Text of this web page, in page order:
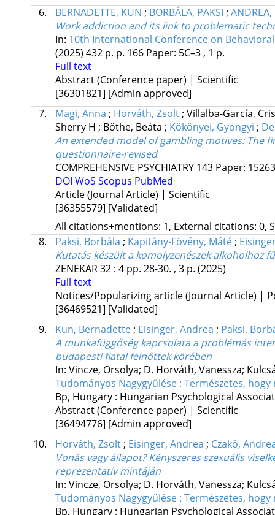
6.
BERNADETTE, KUN ; BORBÁLA, PAKSI ; ANDREA,
Work addiction and its link to problematic
In: 10th International Conference on
(2025) 432 p. p. 166 Paper: 5C–3 , 1 p.
Full text
Abstract (Conference paper) | Scientific
[36301821] [Admin approved]
7.
Magi, Anna ; Horváth, Zsolt; Villalba-García,
Sherry H ; Bőthe, Beáta ; Kökönyei, Gyöngyi ;
An extended model of gambling motives: The
questionnaire-revised
COMPREHENSIVE PSYCHIATRY 143 Paper:
DOI WoS Scopus PubMed
Article (Journal Article) | Scientific
[36355579] [Validated]
All citations+mentions: 1, External citations: 0,
8.
Paksi, Borbála ; Kapitány-Fövény, Máté;
Kutatás készült a komolyzenészek alkoholhoz
ZENEKAR32: 4 pp. 28-30. , 3 p. (2025)
Full text
Notices/Popularizing article (Journal Article) |
[36469521] [Validated]
9.
Kun, Bernadette; Eisinger, Andrea ; Paksi,
A munkafüggőség kapcsolata a problémás
budapesti fiatal felnőttek körében
In: Vincze, Orsolya; D. Horváth, Vanessza;
Tudományos Nagygyűlése : Természetes,
Bp, Hungary : Hungarian Psychological
Abstract (Conference paper) | Scientific
[36494776] [Admin approved]
10.
Horváth, Zsolt; Eisinger, Andrea ; Czakó,
Vonás vagy állapot? Kényszeres szexuális
reprezentatív mintáján
In: Vincze, Orsolya; D. Horváth, Vanessza;
Tudományos Nagygyűlése : Természetes,
Bp, Hungary : Hungarian Psychological